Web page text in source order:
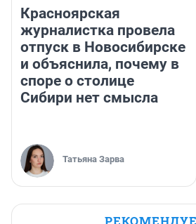
Красноярская
журналистка провела
отпуск в Новосибирске
и объяснила, почему в
споре о столице
Сибири нет смысла
Татьяна Зарва